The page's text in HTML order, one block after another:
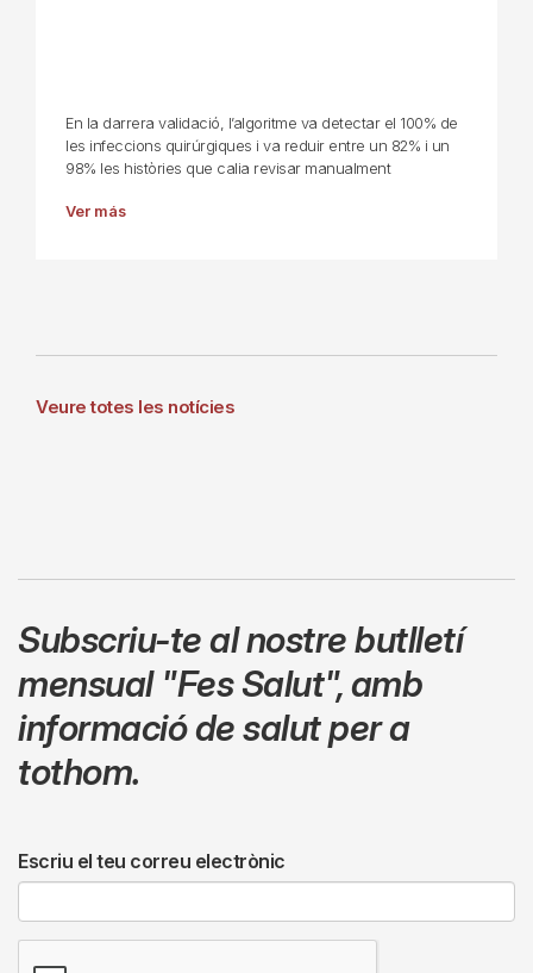
En la darrera validació, l’algoritme va detectar el 100% de
les infeccions quirúrgiques i va reduir entre un 82% i un
98% les històries que calia revisar manualment
Ver más
Veure totes les notícies
Subscriu-te al nostre butlletí
mensual "Fes Salut",amb
informació de salut per a
tothom.
Escriu el teu correu electrònic